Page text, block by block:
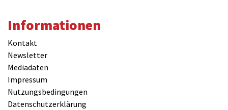
Informationen
Kontakt
Newsletter
Mediadaten
Impressum
Nutzungsbedingungen
Datenschutzerklärung